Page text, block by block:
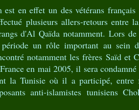
en effet un des vétérans
plusieurs allers-retours entre
d'Al Qaïda notamment. Lors
un rôle important au sein
notamment les frères Saïd et
en mai 2005, il sera
la Tunisie où il a participé,
anti-islamistes tunisiens